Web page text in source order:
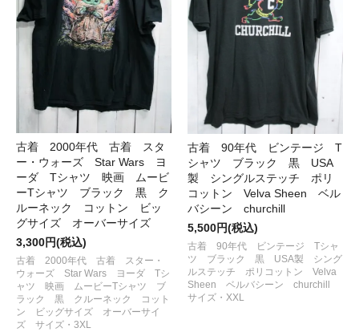
古着 2000年代 古着 スタ
ー・ウォーズ Star Wars ヨ
ーダ Tシャツ 映画 ムービ
ーTシャツ ブラック 黒 ク
ルーネック コットン ビッ
グサイズ オーバーサイズ
3,300円(税込)
古着 2000年代 古着 スター・
ウォーズ Star Wars ヨーダ Tシ
ャツ 映画 ムービーTシャツ ブ
ラック 黒 クルーネック コット
ン ビッグサイズ オーバーサイ
ズ サイズ・3XL
古着 90年代 ビンテージ T
シャツ ブラック 黒 USA
製 シングルステッチ ポリ
コットン Velva Sheen ベル
バシーン churchill
5,500円(税込)
古着 90年代 ビンテージ Tシャ
ツ ブラック 黒 USA製 シング
ルステッチ ポリコットン Velva
Sheen ベルバシーン churchill
サイズ・XXL